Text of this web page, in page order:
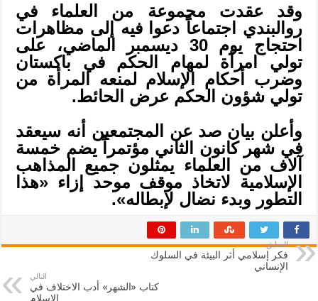
وقد عقدت مجموعة من العلماء في
روالبندي اجتماعاً دعوا فيه إلى مظاهرات
احتجاج يوم 30 ديسمبر الماضي، على
تولي امرأة لمهام الحكم في باكستان
وضرب أحكام الإسلام لمنعه المرأة من
تولي شؤون الحكم عرض الحائط.
وأعلن بيان صد عن المجتمعين أنه سيعقد
في شهر كانون الثاني مؤتمراً يضم خمسة
آلاف من العلماء يمثلون جميع المذاهب
الإسلامية لاتخاذ موقف موحد إزاء «هذا
التطور وبدء نضال لإبطاله».
السابق
فكر إسلامي أثر البيئة في السلوك
الإنساني
التالي
كتاب «الشهر» أدب الاختلاف في
الإسلام